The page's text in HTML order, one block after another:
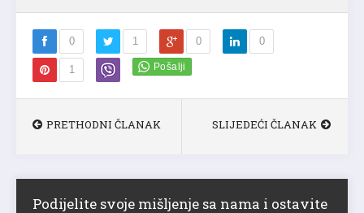
0 1 0 0
1
PRETHODNI ČLANAK SLIJEDEĆI ČLANAK
Podijelite svoje mišljenje sa nama i ostavite